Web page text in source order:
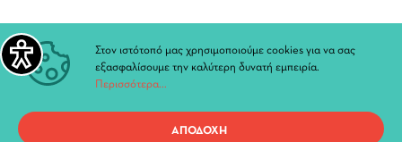
Στον ιστότοπό μας χρησιμοποιούμε cookies για να σας
εξασφαλίσουμε την καλύτερη δυνατή εμπειρία.
Περισσότερα...
ΑΠΟΔΟΧΗ